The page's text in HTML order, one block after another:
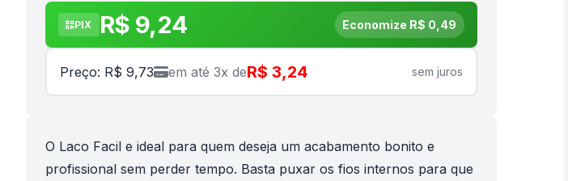
PIX R$ 9,24 Economize R$ 0,49
Preço: R$ 9,73 em até 3x deR$ 3,24 sem juros
O Laco Facil e ideal para quem deseja um acabamento bonito e
profissional sem perder tempo. Basta puxar os fios internos para que